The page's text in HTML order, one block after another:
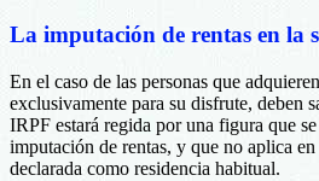
La imputación de rentas en la
En el caso de las personas que
exclusivamente para su disfrute, deben
IRPF estará regida por una figura que
imputación de rentas, y que no aplica
declarada como residencia habitual.